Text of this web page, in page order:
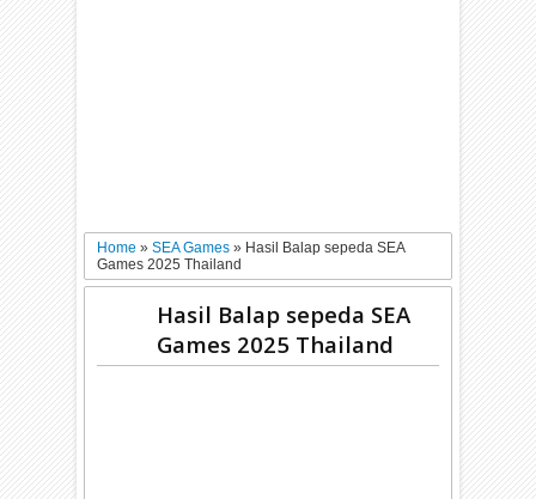
Home»SEA Games» Hasil Balap sepeda SEA
Games 2025 Thailand
Hasil Balap sepeda SEA
Games 2025 Thailand